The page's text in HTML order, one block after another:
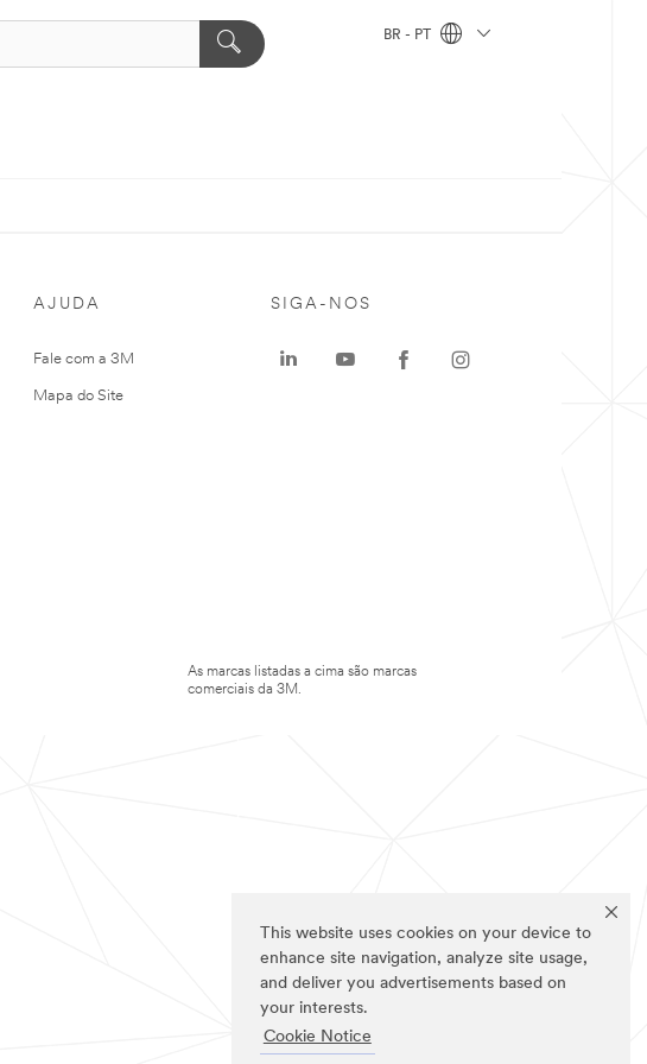
This website uses cookies on your device to
enhance site navigation, analyze site usage,
and deliver you advertisements based on
your interests.
Cookie Notice
BR - PT
AJUDA
Fale com a 3M
Mapa do Site
SIGA-NOS
As marcas listadas a cima são marcas
comerciais da 3M.